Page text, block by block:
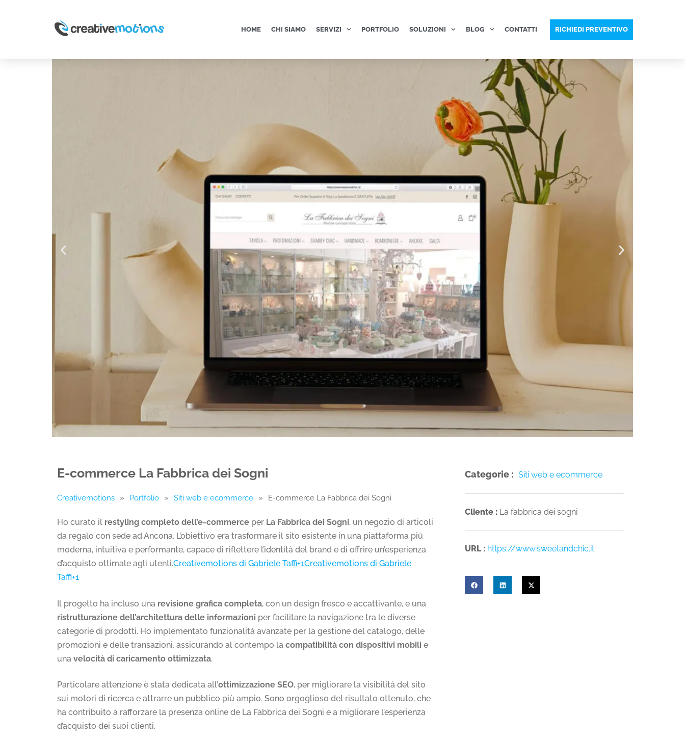
HOME CHI SIAMO SERVIZI PORTFOLIO SOLUZIONI BLOG CONTATTI RICHIEDI PREVENTIVO
E-commerce La Fabbrica dei Sogni
Creativemotions » Portfolio » Siti web e ecommerce » E-commerce La Fabbrica dei Sogni
Ho curato il restyling completo dell’e-commerce per La Fabbrica dei Sogni, un negozio di articoli
da regalo con sede ad Ancona. L’obiettivo era trasformare il sito esistente in una piattaforma più
moderna, intuitiva e performante, capace di riflettere l’identità del brand e di offrire un’esperienza
d’acquisto ottimale agli utenti.Creativemotions di Gabriele Taffi+1Creativemotions di Gabriele
Taffi+1
Il progetto ha incluso una revisione grafica completa, con un design fresco e accattivante, e una
ristrutturazione dell’architettura delle informazioni per facilitare la navigazione tra le diverse
categorie di prodotti. Ho implementato funzionalità avanzate per la gestione del catalogo, delle
promozioni e delle transazioni, assicurando al contempo la compatibilità con dispositivi mobili e
una velocità di caricamento ottimizzata.
Particolare attenzione è stata dedicata all’ottimizzazione SEO, per migliorare la visibilità del sito
sui motori di ricerca e attrarre un pubblico più ampio. Sono orgoglioso del risultato ottenuto, che
ha contribuito a rafforzare la presenza online de La Fabbrica dei Sogni e a migliorare l’esperienza
d’acquisto dei suoi clienti.
Categorie : Siti web e ecommerce
Cliente : La fabbrica dei sogni
URL : https://www.sweetandchic.it